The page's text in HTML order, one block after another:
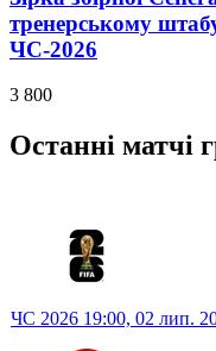
тренерському
ЧС-2026
3 800
Останні матчі
ЧС 2026 19:00, 02 лип.